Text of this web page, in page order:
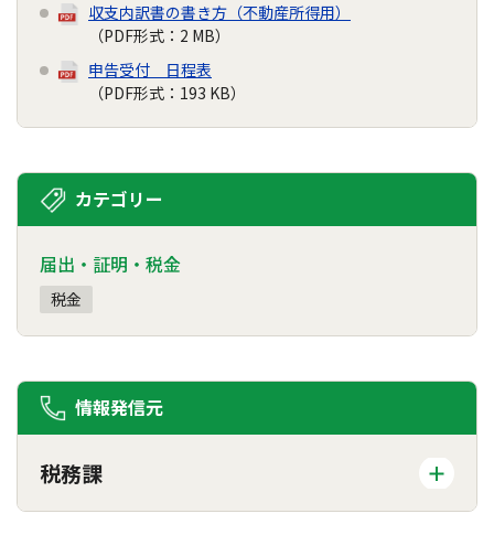
収支内訳書の書き方（不動産所得用）
（PDF形式：2 MB）
申告受付 日程表
（PDF形式：193 KB）
カテゴリー
届出・証明・税金
税金
情報発信元
税務課